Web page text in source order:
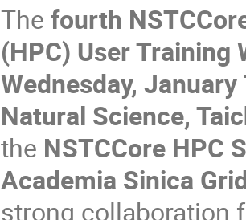
Thefourth
(HPC) User Training
Wednesday,
Natural Science,
the NSTCCore HPC
Academia Sinica
strong collaboration